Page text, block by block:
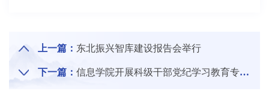
上一篇： 东北振兴智库建设报告会举行
下一篇： 信息学院开展科级干部党纪学习教育专题辅导会